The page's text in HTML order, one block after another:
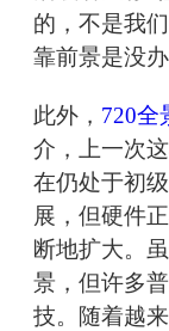
的，不是我
靠前景是没
此外， 720全
介，上一次
在仍处于初
展，但硬件
断地扩大。
景，但许多
技。随着越